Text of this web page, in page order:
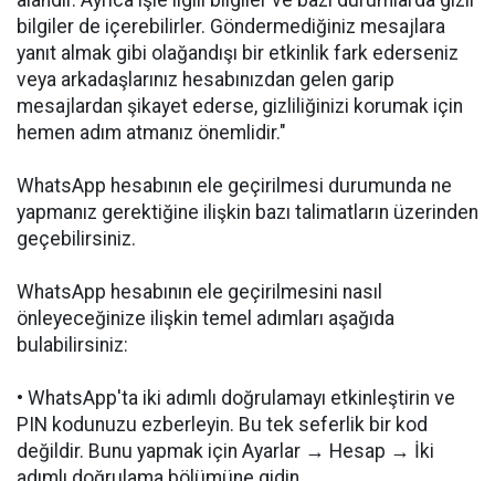
bilgiler de içerebilirler. Göndermediğiniz mesajlara
yanıt almak gibi olağandışı bir etkinlik fark ederseniz
veya arkadaşlarınız hesabınızdan gelen garip
mesajlardan şikayet ederse, gizliliğinizi korumak için
hemen adım atmanız önemlidir."
WhatsApp hesabının ele geçirilmesi durumunda ne
yapmanız gerektiğine ilişkin bazı talimatların üzerinden
geçebilirsiniz.
WhatsApp hesabının ele geçirilmesini nasıl
önleyeceğinize ilişkin temel adımları aşağıda
bulabilirsiniz:
• WhatsApp'ta iki adımlı doğrulamayı etkinleştirin ve
PIN kodunuzu ezberleyin. Bu tek seferlik bir kod
değildir. Bunu yapmak için Ayarlar → Hesap → İki